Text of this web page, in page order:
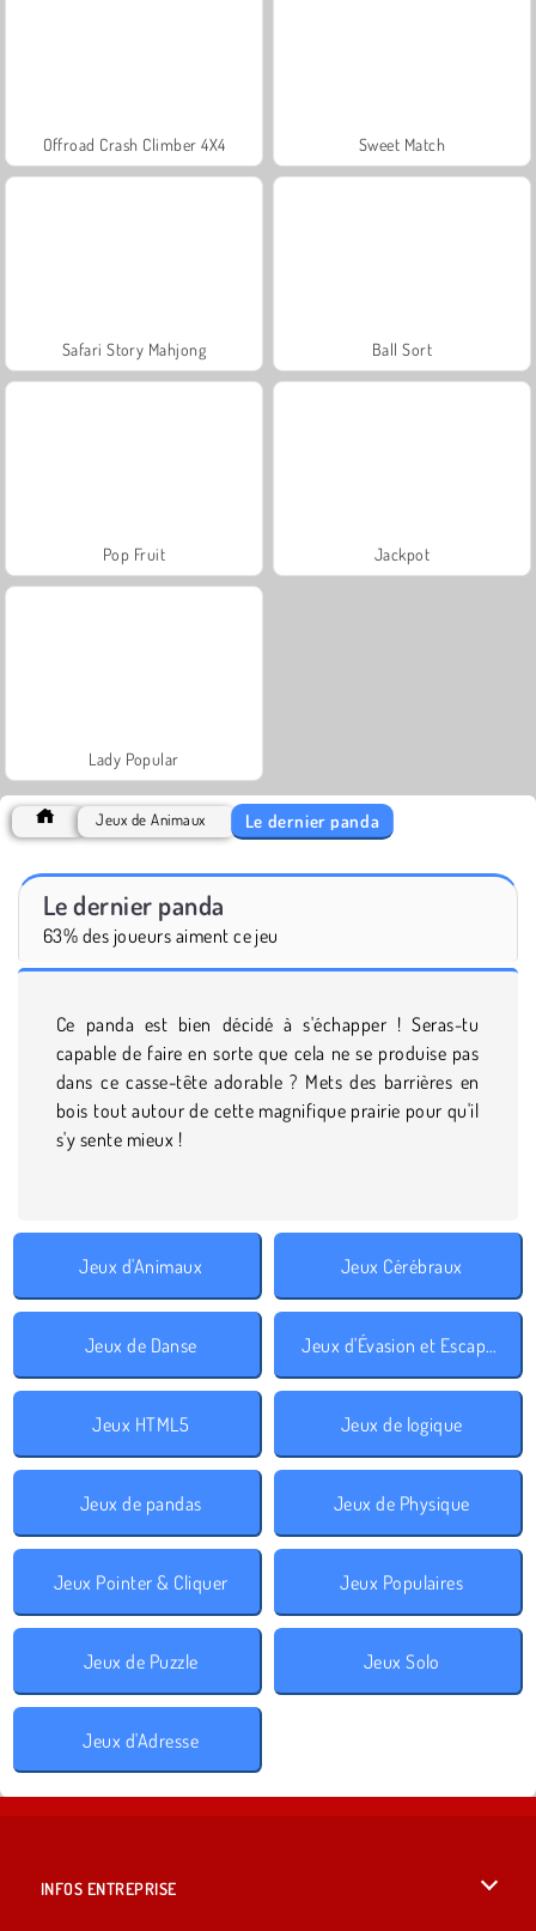
Offroad Crash Climber 4X4 Sweet Match
Safari Story Mahjong Ball Sort
Pop Fruit Jackpot
Lady Popular
Jeux de Animaux Le dernier panda
Le dernier panda
63% des joueurs aiment ce jeu
Ce panda est bien décidé à s'échapper ! Seras-tu
capable de faire en sorte que cela ne se produise pas
dans ce casse-tête adorable ? Mets des barrières en
bois tout autour de cette magnifique prairie pour qu'il
s'y sente mieux !
Jeux d'Animaux Jeux Cérébraux
Jeux de Danse Jeux d'Évasion et Escape Room
Jeux HTML5 Jeux de logique
Jeux de pandas Jeux de Physique
Jeux Pointer & Cliquer Jeux Populaires
Jeux de Puzzle Jeux Solo
Jeux d'Adresse
INFOS ENTREPRISE